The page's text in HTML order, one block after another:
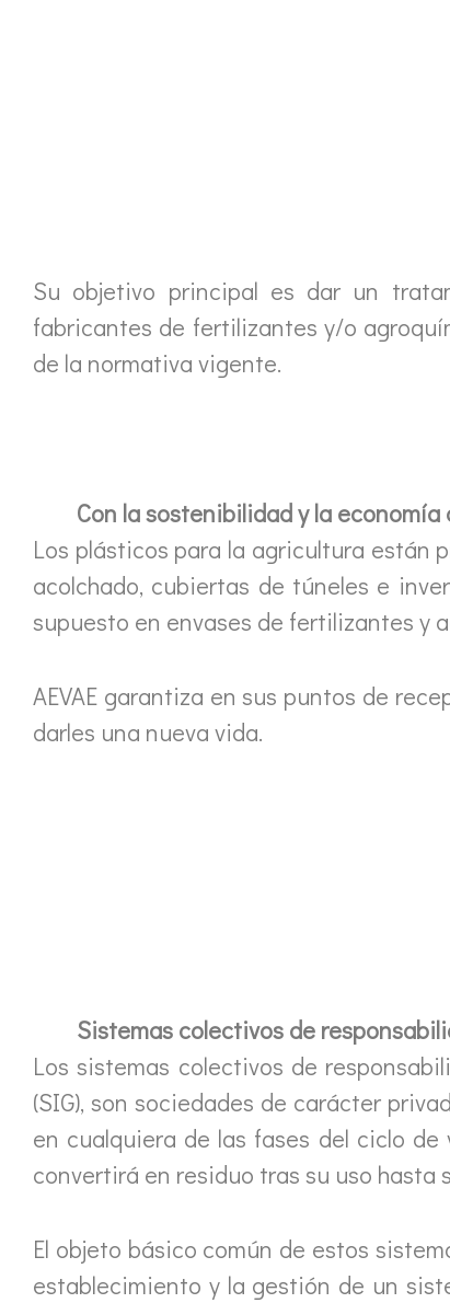
Su objetivo principal es dar un
fabricantes de fertilizantes y/o
de la normativa vigente.
Con la sostenibilidad y la economía
Los plásticos para la agricultura están
acolchado, cubiertas de túneles e
supuesto en envases de fertilizantes y
AEVAE garantiza en sus puntos de
darles una nueva vida.
Sistemas colectivos de
Los sistemas colectivos de
(SIG), son sociedades de carácter
en cualquiera de las fases del ciclo
convertirá en residuo tras su uso hasta
El objeto básico común de estos
establecimiento y la gestión de un